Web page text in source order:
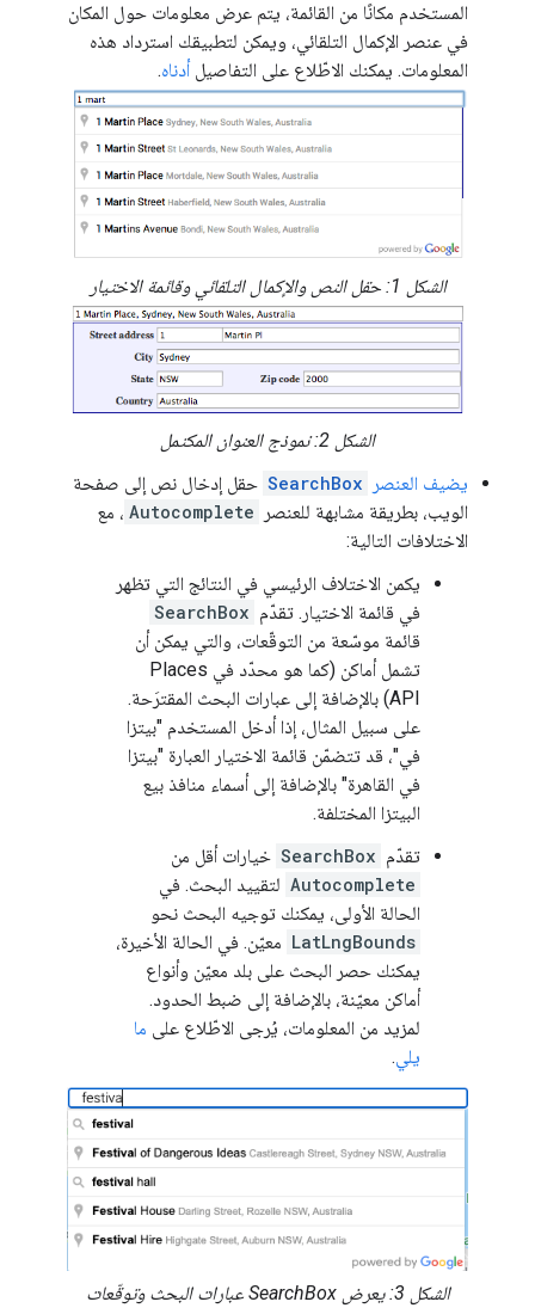
المستخدم مكانًا من القائمة، يتم عرض معلومات حول المكان
في عنصر الإكمال التلقائي، ويمكن لتطبيقك استرداد هذه
المعلومات. يمكنك الاطّلاع على التفاصيل أدناه.
الشكل 1: حقل النص والإكمال التلقائي وقائمة الاختيار
الشكل 2: نموذج العنوان المكتمل
يضيف العنصر
SearchBox حقل إدخال نص إلى صفحة
الويب، بطريقة مشابهة للعنصر
Autocomplete ، مع
الاختلافات التالية:
يكمن الاختلاف الرئيسي في النتائج التي تظهر
في قائمة الاختيار. تقدّم SearchBox
قائمة موسّعة من التوقّعات، والتي يمكن أن
تشمل أماكن (كما هو محدّد في Places
API) بالإضافة إلى عبارات البحث المقترَحة.
على سبيل المثال، إذا أدخل المستخدم "بيتزا
في"، قد تتضمّن قائمة الاختيار العبارة "بيتزا
في القاهرة" بالإضافة إلى أسماء منافذ بيع
البيتزا المختلفة.
تقدّم SearchBox خيارات أقل من
Autocomplete لتقييد البحث. في
الحالة الأولى، يمكنك توجيه البحث نحو
LatLngBounds معيّن. في الحالة الأخيرة،
يمكنك حصر البحث على بلد معيّن وأنواع
أماكن معيّنة، بالإضافة إلى ضبط الحدود.
لمزيد من المعلومات، يُرجى الاطّلاع على ما
يلي.
الشكل 3: يعرض SearchBox عبارات البحث وتوقّعات